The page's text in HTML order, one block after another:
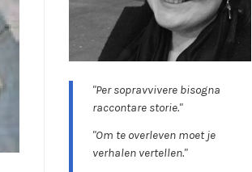
"Per sopravvivere bisogna
raccontare storie."
"Om te overleven moet je
verhalen vertellen."